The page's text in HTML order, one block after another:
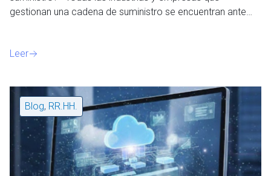
gestionan una cadena de suministro se encuentran ante…
Leer
Blog, RR.HH.